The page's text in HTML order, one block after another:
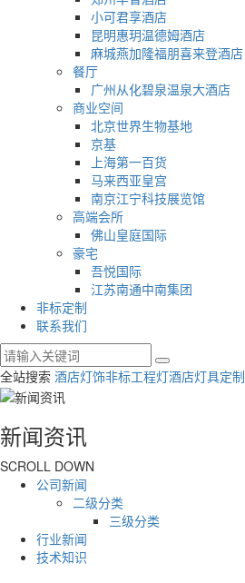
小可君享酒店
昆明惠玥温德姆酒店
麻城燕加隆福朋喜来登酒店
餐厅
广州从化碧泉温泉大酒店
商业空间
北京世界生物基地
京基
上海第一百货
马来西亚皇宫
南京江宁科技展览馆
高端会所
佛山皇庭国际
豪宅
吾悦国际
江苏南通中南集团
非标定制
联系我们
全站搜索 酒店灯饰非标工程灯酒店灯具定制
新闻资讯
SCROLL DOWN
公司新闻
二级分类
三级分类
行业新闻
技术知识